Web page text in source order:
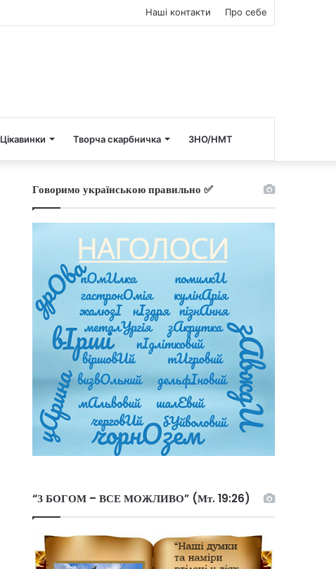
Наші контакти Про себе
Цікавинки Творча скарбничка ЗНО/НМТ
Говоримо українською правильно ✅
“З БОГОМ – ВСЕ МОЖЛИВО” (Мт. 19:26)